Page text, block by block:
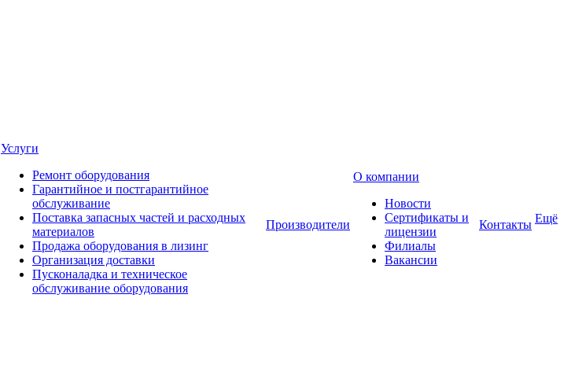
Услуги
Ремонт оборудования
Гарантийное и постгарантийное
обслуживание
Поставка запасных частей и расходных
материалов
Продажа оборудования в лизинг
Организация доставки
Пусконаладка и техническое
обслуживание оборудования
Производители
О компании
Новости
Сертификаты и
лицензии
Филиалы
Вакансии
Контакты Ещё